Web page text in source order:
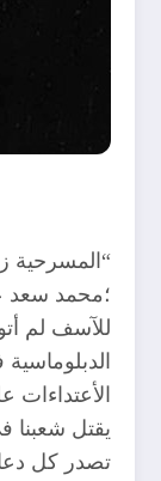
“المسرحية
؛محمد سعد
للآسف لم
يقتل شعبنا
تصدر كل